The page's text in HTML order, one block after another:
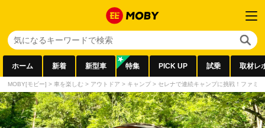
ホーム 新着 新型車 特集 PICK UP 試乗 取材レ
MOBY[モビー] > 車を楽しむ > アウトドア > キャンプ > セレナで連続キャンプに挑戦！ファミ